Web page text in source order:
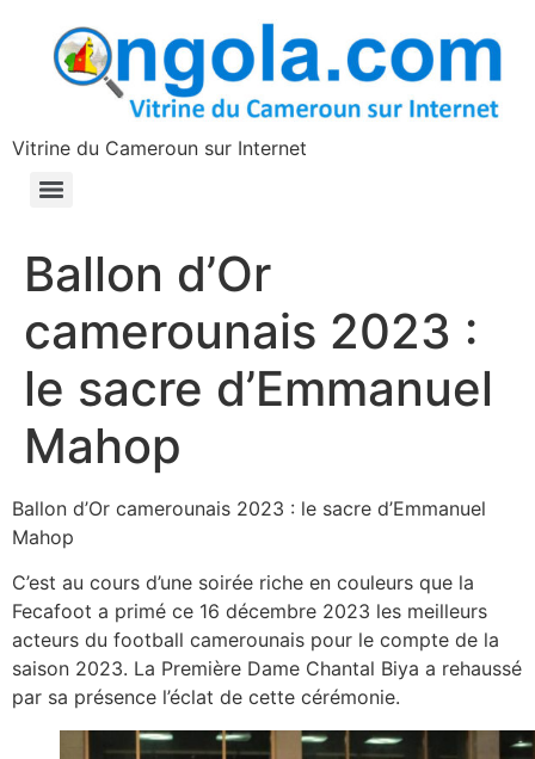
principal
Vitrine du Cameroun sur Internet
Ballon d’Or
camerounais 2023 :
le sacre d’Emmanuel
Mahop
Ballon d’Or camerounais 2023 : le sacre d’Emmanuel
Mahop
C’est au cours d’une soirée riche en couleurs que la
Fecafoot a primé ce 16 décembre 2023 les meilleurs
acteurs du football camerounais pour le compte de la
saison 2023. La Première Dame Chantal Biya a rehaussé
par sa présence l’éclat de cette cérémonie.